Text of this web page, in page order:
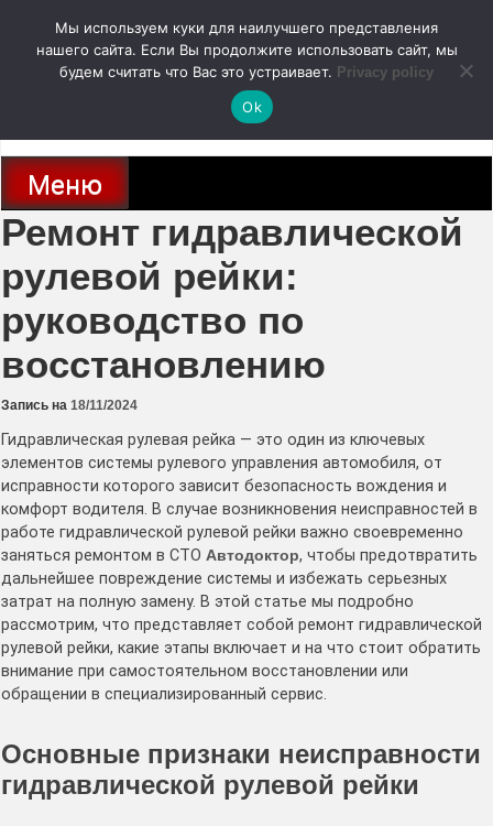
содержимому
autodoc24.ru
Новости про современные автомобили и не только, новинки зарубежного
и отечественного автопрома
Меню
Ремонт гидравлической
рулевой рейки:
руководство по
восстановлению
Запись на 18/11/2024
Гидравлическая рулевая рейка — это один из ключевых
элементов системы рулевого управления автомобиля, от
исправности которого зависит безопасность вождения и
комфорт водителя. В случае возникновения неисправностей в
работе гидравлической рулевой рейки важно своевременно
заняться ремонтом в СТО Автодоктор, чтобы предотвратить
дальнейшее повреждение системы и избежать серьезных
затрат на полную замену. В этой статье мы подробно
рассмотрим, что представляет собой ремонт гидравлической
рулевой рейки, какие этапы включает и на что стоит обратить
внимание при самостоятельном восстановлении или
обращении в специализированный сервис.
Основные признаки неисправности
гидравлической рулевой рейки
Мы используем куки для наилучшего представления
нашего сайта. Если Вы продолжите использовать сайт, мы
будем считать что Вас это устраивает. Privacy policy
Ok